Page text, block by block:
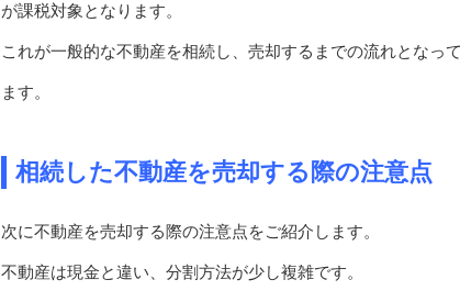
が課税対象となります。
これが一般的な不動産を相続し、売却するまでの流れとなっ
ます。
相続した不動産を売却する際の注意点
次に不動産を売却する際の注意点をご紹介します。
不動産は現金と違い、分割方法が少し複雑です。